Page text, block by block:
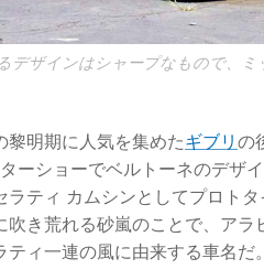
デザインはシャープなもので、
黎明期に人気を集めたギブリ の
ーショーでベルトーネのデザ
ラティ カムシンとしてプロト
吹き荒れる砂嵐のことで、ア
ィ一連の風に由来する車名だ。